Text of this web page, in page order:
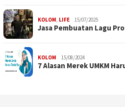
KOLOM, LIFE 15/07/2025
Jasa Pembuatan Lagu
KOLOM 15/08/2024
7 Alasan Merek UMKM